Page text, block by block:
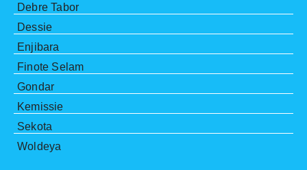
Debre Tabor
Dessie
Enjibara
Finote Selam
Gondar
Kemissie
Sekota
Woldeya